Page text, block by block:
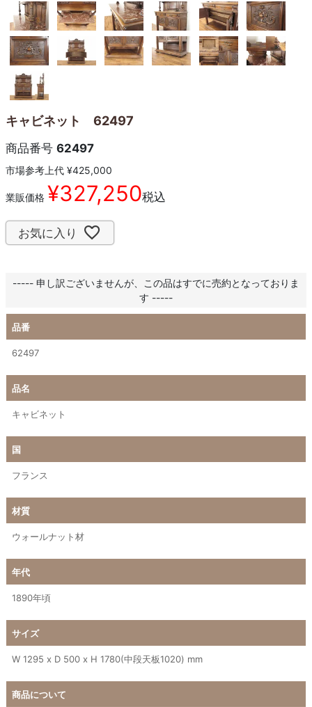
キャビネット 62497
商品番号 62497
市場参考上代 ¥425,000
業販価格 ¥327,250税込
お気に入り
----- 申し訳ございませんが、この品はすでに売約となっておりま
す -----
品番
62497
品名
キャビネット
国
フランス
材質
ウォールナット材
年代
1890年頃
サイズ
W 1295 x D 500 x H 1780(中段天板1020) mm
商品について